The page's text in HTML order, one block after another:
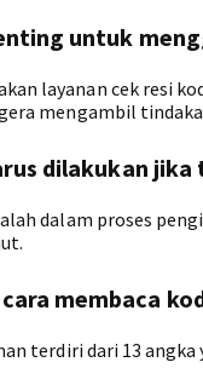
untuk
layanan cek resi
mengambil
dilakukan
dalam proses
membaca
terdiri dari 13 angka